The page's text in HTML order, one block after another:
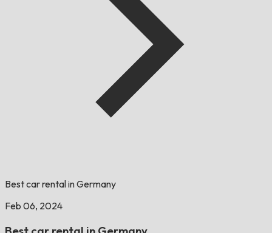
Best car rental in Germany
Feb 06, 2024